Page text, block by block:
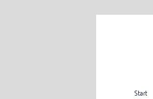
Start